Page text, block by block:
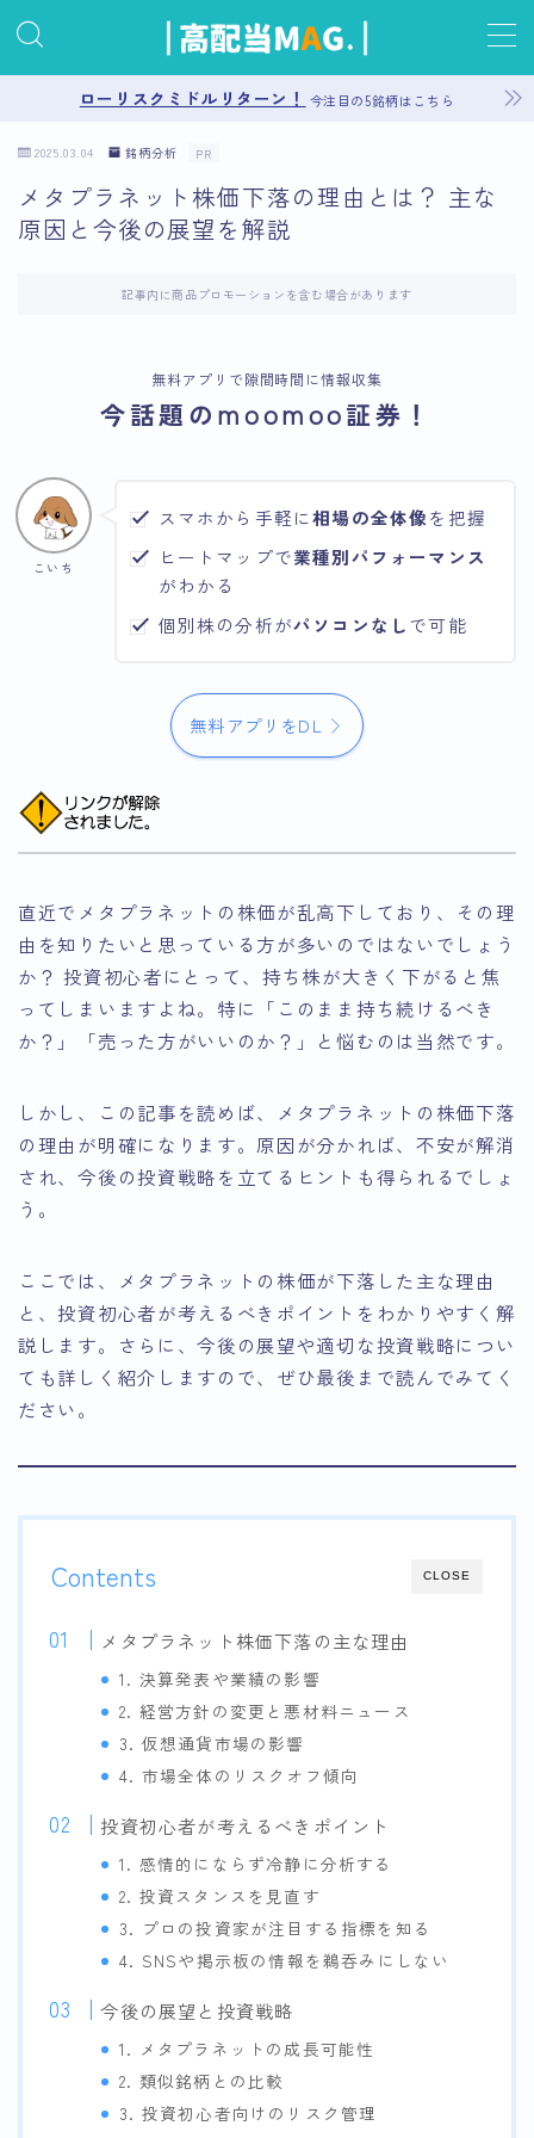
お問い合わせ
プライバシーポリシー
運営者情報
ローリスクミドルリターン！ 今注目の5銘柄はこちら
2025.03.04 銘柄分析 PR
メタプラネット株価下落の理由とは？ 主な
原因と今後の展望を解説
記事内に商品プロモーションを含む場合があります
無料アプリで隙間時間に情報収集
今話題のmoomoo証券！
こいち
スマホから手軽に相場の全体像を把握
ヒートマップで業種別パフォーマンス
がわかる
個別株の分析がパソコンなしで可能
無料アプリをDL
直近でメタプラネットの株価が乱高下しており、その理
由を知りたいと思っている方が多いのではないでしょう
か？ 投資初心者にとって、持ち株が大きく下がると焦
ってしまいますよね。特に「このまま持ち続けるべき
か？」「売った方がいいのか？」と悩むのは当然です。
しかし、この記事を読めば、メタプラネットの株価下落
の理由が明確になります。原因が分かれば、不安が解消
され、今後の投資戦略を立てるヒントも得られるでしょ
う。
ここでは、メタプラネットの株価が下落した主な理由
と、投資初心者が考えるべきポイントをわかりやすく解
説します。さらに、今後の展望や適切な投資戦略につい
ても詳しく紹介しますので、ぜひ最後まで読んでみてく
ださい。
CLOSE
Contents
メタプラネット株価下落の主な理由
1. 決算発表や業績の影響
2. 経営方針の変更と悪材料ニュース
3. 仮想通貨市場の影響
4. 市場全体のリスクオフ傾向
投資初心者が考えるべきポイント
1. 感情的にならず冷静に分析する
2. 投資スタンスを見直す
3. プロの投資家が注目する指標を知る
4. SNSや掲示板の情報を鵜呑みにしない
今後の展望と投資戦略
1. メタプラネットの成長可能性
2. 類似銘柄との比較
3. 投資初心者向けのリスク管理